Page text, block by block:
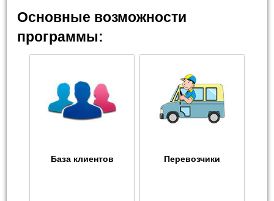
Основные возможности
программы:
База клиентов Перевозчики